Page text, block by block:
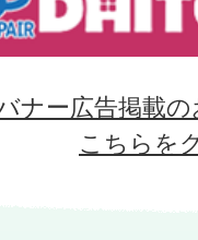
ナー広告掲載
こちらを